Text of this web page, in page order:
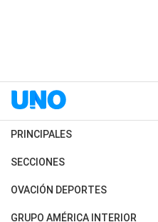
PRINCIPALES
Últimas Noticias
Política
SECCIONES
Horóscopo
Motores
OVACIÓN DEPORTES
Fútbol
GRUPO AMÉRICA INTERIOR